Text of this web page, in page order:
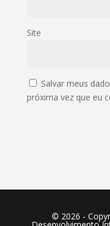
Site
Salvar meus
próxima vez que eu
©️ 2026 -